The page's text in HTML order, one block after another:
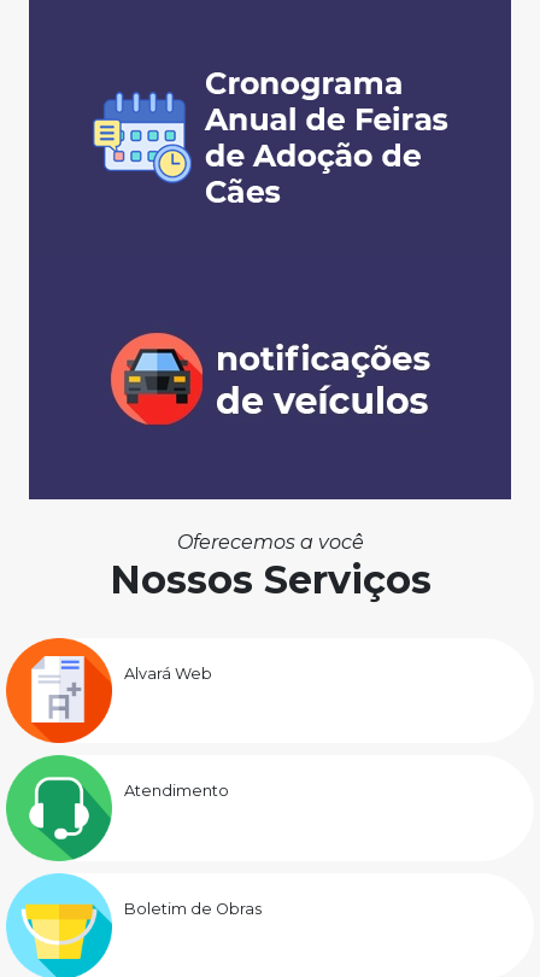
Oferecemos a você
Nossos Serviços
Alvará Web
Atendimento
Boletim de Obras